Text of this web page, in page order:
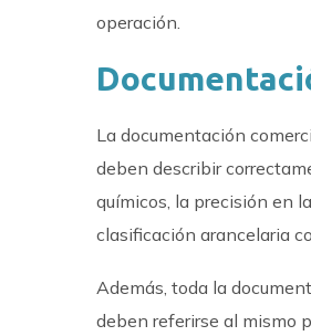
operación.
La documentación
deben describir
químicos, la precisión en
clasificación arancelaria
Además, toda la
deben referirse al mismo